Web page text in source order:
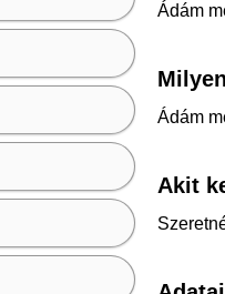
Ádám
Ádám
Akit